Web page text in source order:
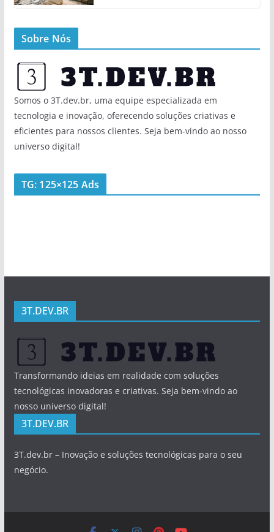
Sobre Nós
Somos o 3T.dev.br, uma equipe especializada em
tecnologia e inovação, oferecendo soluções criativas e
eficientes para nossos clientes. Seja bem-vindo ao nosso
universo digital!
TG: 125×125 Ads
3T.DEV.BR
Transformando ideias em realidade com soluções
tecnológicas inovadoras e criativas. Seja bem-vindo ao
nosso universo digital!
3T.DEV.BR
3T.dev.br – Inovação e soluções tecnológicas para o seu
negócio.